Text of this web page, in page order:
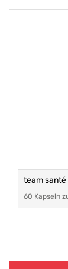
team santé
60 Kapseln